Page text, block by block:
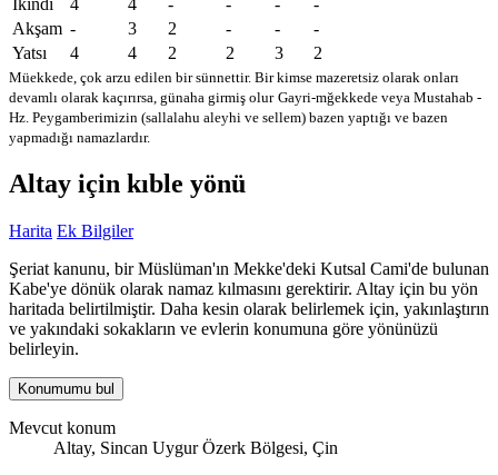
Ikindi
4 4 - - -
-
Akşam - 3 2 - -
-
Yatsı
4 4 2 2 3 2
Müekkede, çok arzu edilen bir sünnettir. Bir kimse mazeretsiz olarak onları
devamlı olarak kaçırırsa, günaha girmiş olur Gayri-mğekkede veya Mustahab -
Hz. Peygamberimizin (sallalahu aleyhi ve sellem) bazen yaptığı ve bazen
yapmadığı namazlardır.
Altay için kıble yönü
Harita Ek Bilgiler
Şeriat kanunu, bir Müslüman'ın Mekke'deki Kutsal Cami'de bulunan
Kabe'ye dönük olarak namaz kılmasını gerektirir. Altay için bu yön
haritada belirtilmiştir. Daha kesin olarak belirlemek için, yakınlaştırın
ve yakındaki sokakların ve evlerin konumuna göre yönünüzü
belirleyin.
Konumumu bul
Mevcut konum
Altay, Sincan Uygur Özerk Bölgesi, Çin